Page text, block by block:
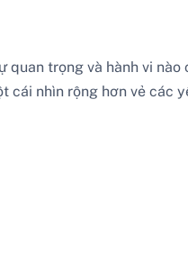
trọng và hành vi nào
cái nhìn rộng hơn vẻ các